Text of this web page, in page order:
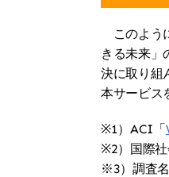
このよう
きる未来」
決に取り組
本サービス
※1）ACI「
※2）国際
※3）調査